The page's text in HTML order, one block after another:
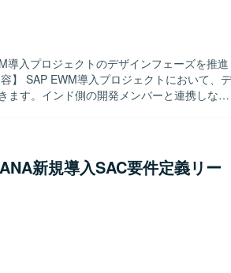
導入プロジェクトのデザインフェーズを推進
ます。インド側の開発メンバーと連携しなが
ただきます。 【求める人物像】
ョンを取りながら、主体的に要件定義をリー
ルメンバーとの協働に前向きで、ドキュメン
ましいです。 【ポジションの魅
に深く関わることができ、S/4 EWMの知見
積むことができます。要件定義フェーズを
一貫した経験を得られる環境です。 【開
作業していただきます。
新規導入SAC要件定義リー